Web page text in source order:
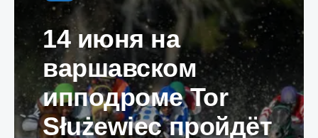
14 июня на
варшавском
ипподроме Tor
Służewiec пройдёт